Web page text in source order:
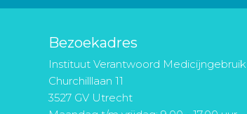
Bezoekadres
Instituut Verantwoord Medicijngebruik
Churchilllaan 11
3527 GV Utrecht